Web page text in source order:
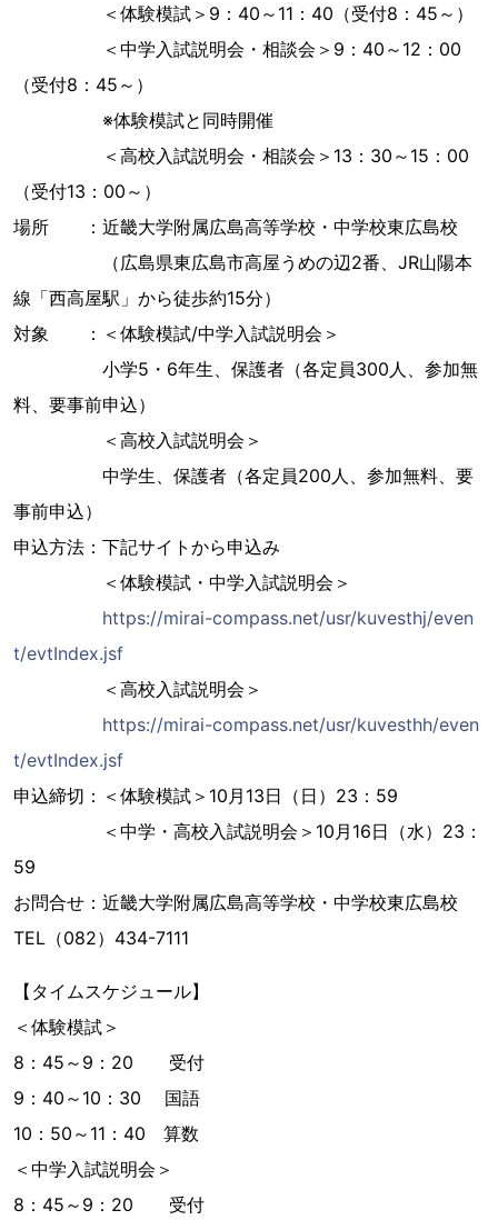
＜体験模試＞9：40～11：40（受付8：45～）
＜中学入試説明会・相談会＞9：40～12：00
（受付8：45～）
※体験模試と同時開催
＜高校入試説明会・相談会＞13：30～15：00
（受付13：00～）
場所 ：近畿大学附属広島高等学校・中学校東広島校
（広島県東広島市高屋うめの辺2番、JR山陽本
線「西高屋駅」から徒歩約15分）
対象 ：＜体験模試/中学入試説明会＞
小学5・6年生、保護者（各定員300人、参加無
料、要事前申込）
＜高校入試説明会＞
中学生、保護者（各定員200人、参加無料、要
事前申込）
申込方法：下記サイトから申込み
＜体験模試・中学入試説明会＞
https://mirai-compass.net/usr/kuvesthj/even
t/evtIndex.jsf
＜高校入試説明会＞
https://mirai-compass.net/usr/kuvesthh/even
t/evtIndex.jsf
申込締切：＜体験模試＞10月13日（日）23：59
＜中学・高校入試説明会＞10月16日（水）23：
59
お問合せ：近畿大学附属広島高等学校・中学校東広島校
TEL（082）434-7111
【タイムスケジュール】
＜体験模試＞
8：45～9：20 受付
9：40～10：30 国語
10：50～11：40 算数
＜中学入試説明会＞
8：45～9：20 受付